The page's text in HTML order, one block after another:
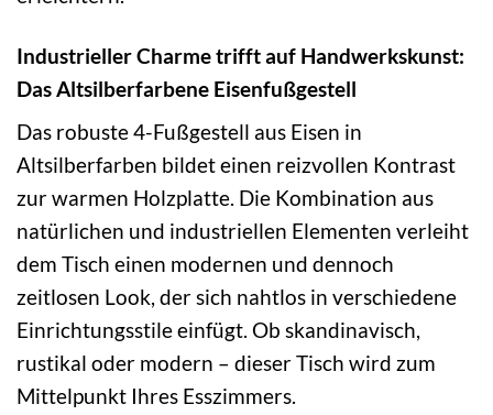
Industrieller Charme trifft auf Handwerkskunst:
Das Altsilberfarbene Eisenfußgestell
Das robuste 4-Fußgestell aus Eisen in
Altsilberfarben bildet einen reizvollen Kontrast
zur warmen Holzplatte. Die Kombination aus
natürlichen und industriellen Elementen verleiht
dem Tisch einen modernen und dennoch
zeitlosen Look, der sich nahtlos in verschiedene
Einrichtungsstile einfügt. Ob skandinavisch,
rustikal oder modern – dieser Tisch wird zum
Mittelpunkt Ihres Esszimmers.